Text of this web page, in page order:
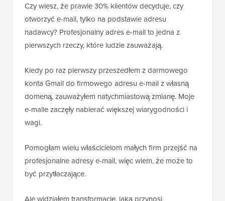
Czy wiesz, że prawie 30% klientów decyduje, czy
otworzyć e-mail, tylko na podstawie adresu
nadawcy? Profesjonalny adres e-mail to jedna z
pierwszych rzeczy, które ludzie zauważają.
Kiedy po raz pierwszy przeszedłem z darmowego
konta Gmail do firmowego adresu e-mail z własną
domeną, zauważyłem natychmiastową zmianę. Moje
e-maile zaczęły nabierać większej wiarygodności i
wagi.
Pomogłam wielu właścicielom małych firm przejść na
profesjonalne adresy e-mail, więc wiem, że może to
być przytłaczające.